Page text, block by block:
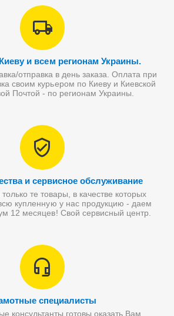
и всем регионам Украины.
отправка в день заказа. Оплата при
своим курьером по Киеву и Киевской
Почтой - по регионам Украины.
и сервисное обслуживание
те товары, в качестве которых
купленную у нас продукцию - даем
12 месяцев! Свой сервисный центр.
специалисты
консультанты готовы оказать Вам